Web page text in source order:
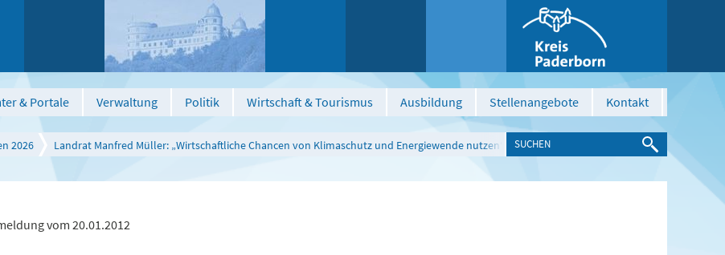
& Portale Verwaltung Politik Wirtschaft & Tourismus Ausbildung Stellenangebote Kontakt
2026 Landrat Manfred Müller: „Wirtschaftliche Chancen von Klimaschutz und Energiewende nutzen“
vom 20.01.2012